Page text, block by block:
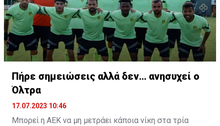
Πήρε σημειώσεις αλλά δεν… ανησυχεί ο
Όλτρα
17.07.2023 10:46
Μπορεί η ΑΕΚ να μη μετράει κάποια νίκη στα τρία